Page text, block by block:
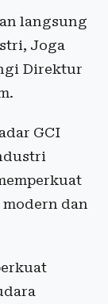
langsung
Joga
Direktur
GCI
dan